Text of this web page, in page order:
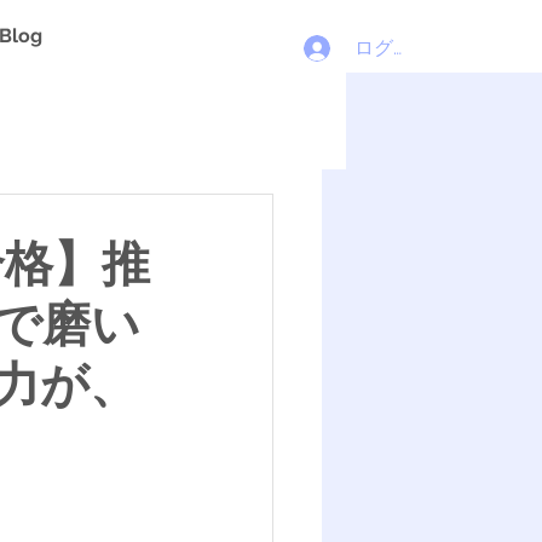
ログイン
】推
磨い
が、